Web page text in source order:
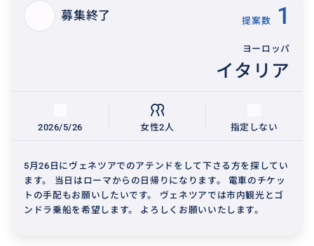
募集終了 提案数 1
ヨーロッパ
イタリア
2026/5/26 女性2人 指定しない
5月26日にヴェネツアでのアテンドをして下さる方を探してい
ます。 当日はローマからの日帰りになります。 電車のチケッ
トの手配もお願いしたいです。 ヴェネツアでは市内観光とゴ
ンドラ乗船を希望します。 よろしくお願いいたします。